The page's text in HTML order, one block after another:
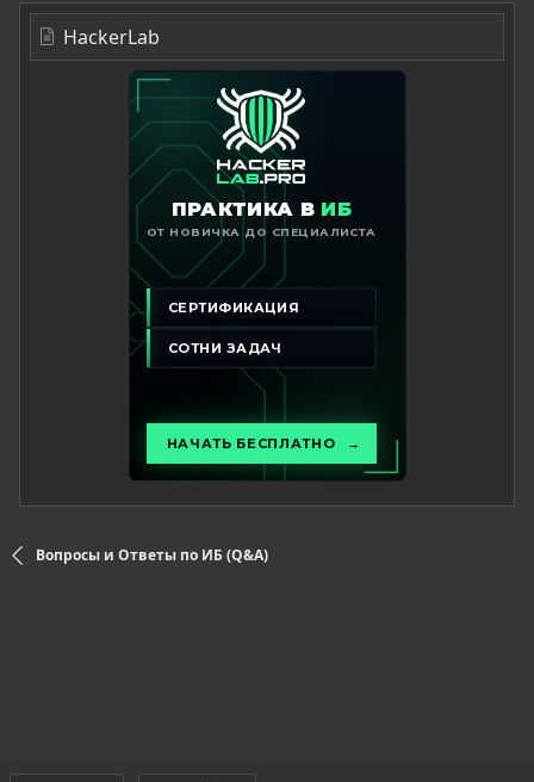
HackerLab
Вопросы и Ответы по ИБ (Q&A)